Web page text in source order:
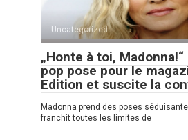
Uncategorized
„Honte à toi,
pop pose pour le
Edition et suscite la
Madonna prend des poses
franchit toutes les limites de